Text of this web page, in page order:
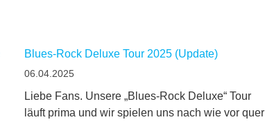
Blues-Rock Deluxe Tour 2025 (Update)
06.04.2025
Liebe Fans. Unsere „Blues-Rock Deluxe“ Tour
läuft prima und wir spielen uns nach wie vor quer